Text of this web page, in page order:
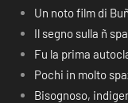
Un noto film di
Il segno sulla ñ
Fu la prima
Pochi in molto
Bisognoso,